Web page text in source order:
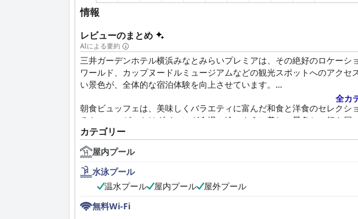
情報
レビューのまとめ
AIによる要約
三井ガーデンホテル横浜みなとみらいプレミアは、その絶好のロケー
ワールド、カップヌードルミュージアムなどの観光スポットへのアク
い景色が、全体的な宿泊体験を向上させています。
朝食ビュッフェは、美味しくバラエティに富んだ和食と洋食のセレク
るものの、ゲストはダイニング会場の絵のように美しい景色と、行き
味しい食事と様々な種類の飲み物、特においしいカクテルで知られる
イニング体験はポジティブなままです。
ホテルの客室は、清潔さ、広さ、そしてモダンなアメニティで際立っ
望む大きな窓、そして角部屋や独立したバスルーム設備などの豪華な設
ド、そして洗濯機やワイヤレススピーカーなどの実用的なアメニティに
全カ
カテゴリー
屋内プール
水泳プール
温水プール
屋内プール
屋外プール
無料Wi-Fi